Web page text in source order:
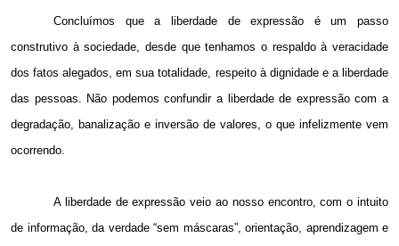
Concluímos que a liberdade de expressão é um passo
construtivo à sociedade, desde que tenhamos o respaldo à veracidade
dos fatos alegados, em sua totalidade, respeito à dignidade e a liberdade
das pessoas. Não podemos confundir a liberdade de expressão com a
degradação, banalização e inversão de valores, o que infelizmente vem
ocorrendo.
A liberdade de expressão veio ao nosso encontro, com o intuito
de informação, da verdade “sem máscaras”, orientação, aprendizagem e